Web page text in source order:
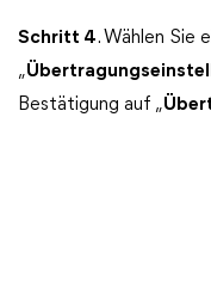
Schritt 4. Wählen Sie
„
Bestätigung auf „